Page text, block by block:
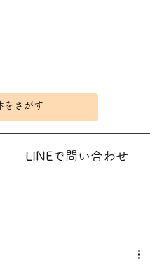
LINEで問い合わせ